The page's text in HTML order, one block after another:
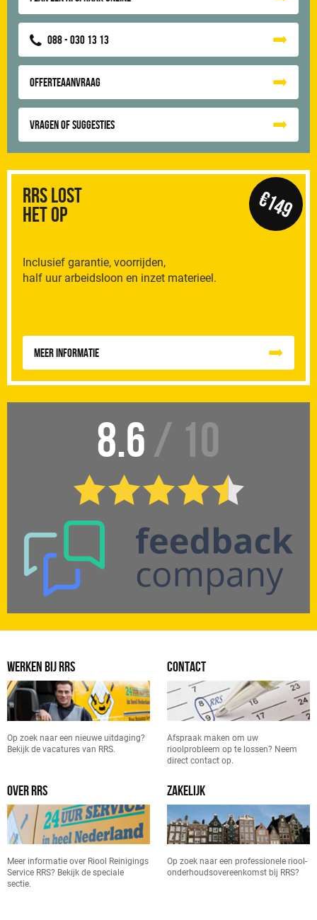
088 - 030 13 13
Offerteaanvraag
Vragen of suggesties
RRS Lost
het op
Inclusief garantie, voorrijden,
half uur arbeidsloon en inzet materieel.
€149
Meer informatie
8.6 / 10
WERKEN BIJ RRS
Op zoek naar een nieuwe uitdaging?
Bekijk de vacatures van RRS.
CONTACT
Afspraak maken om uw
rioolprobleem op te lossen? Neem
direct contact op.
OVER RRS
Meer informatie over Riool Reinigings
Service RRS? Bekijk de speciale
sectie.
ZAKELIJK
Op zoek naar een professionele riool-
onderhoudsovereenkomst bij RRS?